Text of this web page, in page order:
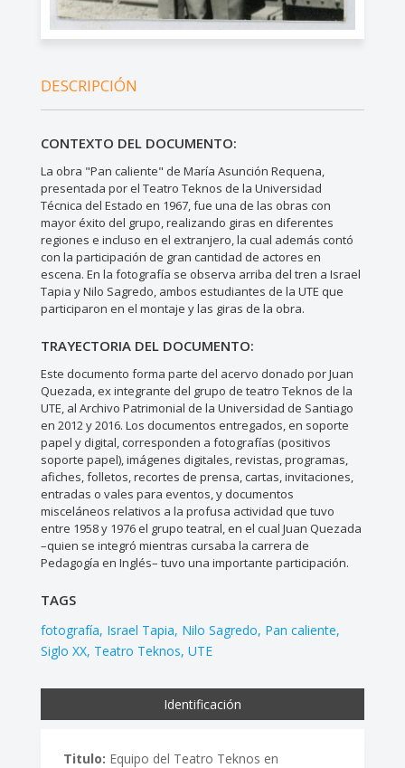
DESCRIPCIÓN
CONTEXTO DEL DOCUMENTO:
La obra "Pan caliente" de María Asunción Requena,
presentada por el Teatro Teknos de la Universidad
Técnica del Estado en 1967, fue una de las obras con
mayor éxito del grupo, realizando giras en diferentes
regiones e incluso en el extranjero, la cual además contó
con la participación de gran cantidad de actores en
escena. En la fotografía se observa arriba del tren a Israel
Tapia y Nilo Sagredo, ambos estudiantes de la UTE que
participaron en el montaje y las giras de la obra.
TRAYECTORIA DEL DOCUMENTO:
Este documento forma parte del acervo donado por Juan
Quezada, ex integrante del grupo de teatro Teknos de la
UTE, al Archivo Patrimonial de la Universidad de Santiago
en 2012 y 2016. Los documentos entregados, en soporte
papel y digital, corresponden a fotografías (positivos
soporte papel), imágenes digitales, revistas, programas,
afiches, folletos, recortes de prensa, cartas, invitaciones,
entradas o vales para eventos, y documentos
misceláneos relativos a la profusa actividad que tuvo
entre 1958 y 1976 el grupo teatral, en el cual Juan Quezada
–quien se integró mientras cursaba la carrera de
Pedagogía en Inglés– tuvo una importante participación.
TAGS
fotografía Israel Tapia Nilo Sagredo Pan caliente
Siglo XX Teatro Teknos UTE
Identificación
Titulo: Equipo del Teatro Teknos en